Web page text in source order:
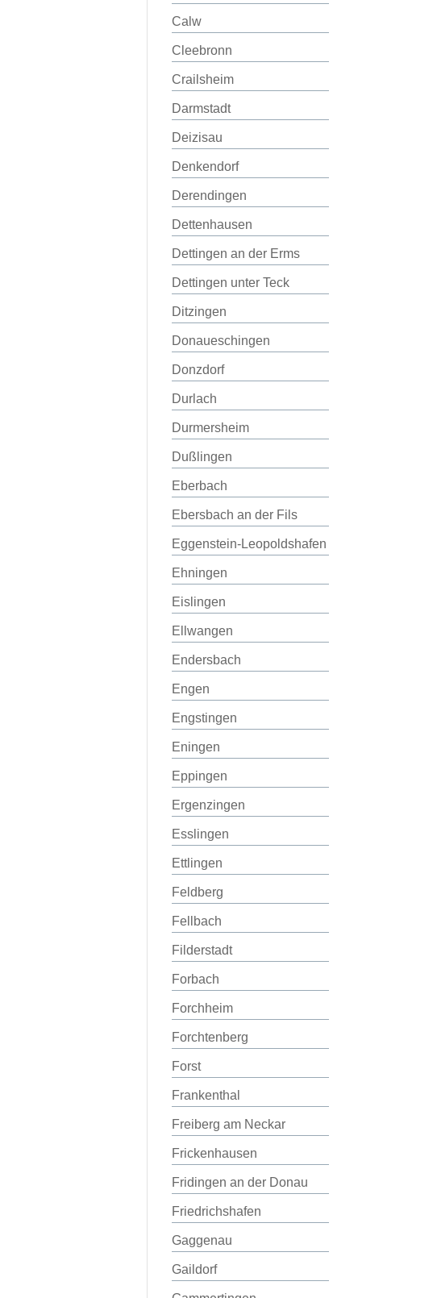
Calw
Cleebronn
Crailsheim
Darmstadt
Deizisau
Denkendorf
Derendingen
Dettenhausen
Dettingen an der Erms
Dettingen unter Teck
Ditzingen
Donaueschingen
Donzdorf
Durlach
Durmersheim
Dußlingen
Eberbach
Ebersbach an der Fils
Eggenstein-Leopoldshafen
Ehningen
Eislingen
Ellwangen
Endersbach
Engen
Engstingen
Eningen
Eppingen
Ergenzingen
Esslingen
Ettlingen
Feldberg
Fellbach
Filderstadt
Forbach
Forchheim
Forchtenberg
Forst
Frankenthal
Freiberg am Neckar
Frickenhausen
Fridingen an der Donau
Friedrichshafen
Gaggenau
Gaildorf